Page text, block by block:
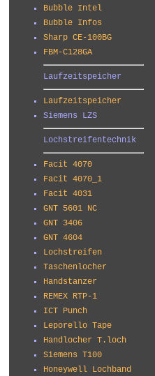
Bubble Intel
Bubble Infos
Sharp CE-100BG
FBM-C128GA
Laufzeitspeicher
Laufzeitspeicher
Siemens LZS
Lochstreifentechnik
Facit 4070
Facit 4070_1
Facit 4031
GNT 5601 NC
GNT 3406
GNT 4604
Lochstreifen
Taschenlocher
Handstanzer
REMEX RTP-1
ICT Punch
Leporello Tape
Handlocher T.loch
Siemens T100
Honeywell Lochband